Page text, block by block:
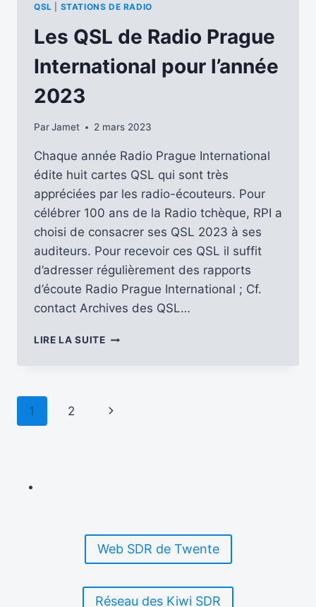
QSL STATIONS DE RADIO
Les QSL de Radio Prague
International pour l’année
2023
ParJamet 2 mars 2023
Chaque année Radio Prague International
édite huit cartes QSL qui sont très
appréciées par les radio-écouteurs. Pour
célébrer 100 ans de la Radio tchèque, RPI a
choisi de consacrer ses QSL 2023 à ses
auditeurs. Pour recevoir ces QSL il suffit
d’adresser régulièrement des rapports
d’écoute Radio Prague International ; Cf.
contact Archives des QSL…
LIRE LA SUITELES
INTERNATIONAL
Navigation
1 2
Page
Web SDR de Twente
Réseau des Kiwi SDR